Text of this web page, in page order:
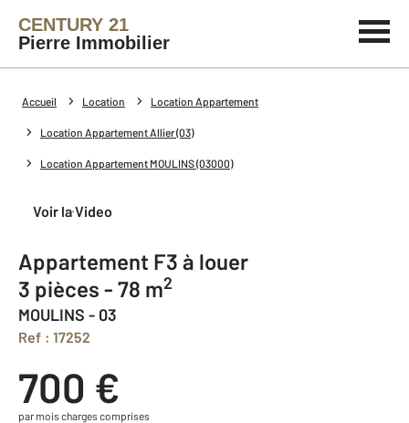
CENTURY 21
Pierre Immobilier
Accueil Location Location Appartement
Location Appartement Allier (03)
Location Appartement MOULINS (03000)
Voir la Video
Appartement F3 à louer
3 pièces - 78 m2
MOULINS - 03
Ref : 17252
700 €
par mois charges comprises